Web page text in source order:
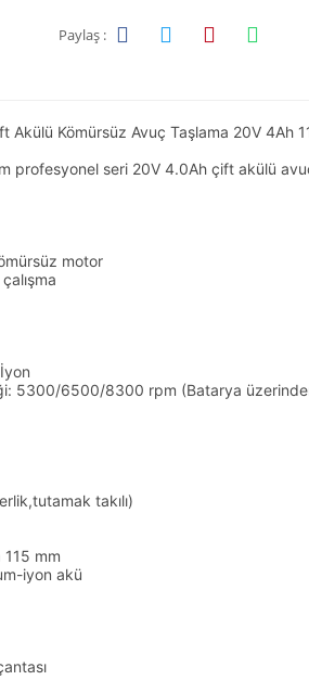
Paylaş :
Akülü Kömürsüz Avuç Taşlama 20V 4Ah
profesyonel seri 20V 4.0Ah çift akülü
motor
5300/6500/8300 rpm (Batarya
takılı)
mm
iyon akü